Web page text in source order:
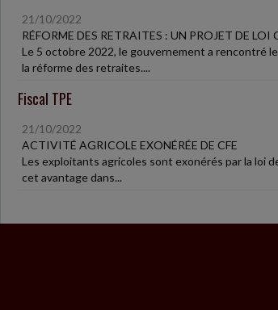
21/10/2022
RÉFORME DES RETRAITES : UN PROJET DE LOI
Le 5 octobre 2022, le gouvernement a rencontré
la réforme des retraites....
Fiscal TPE
21/10/2022
ACTIVITÉ AGRICOLE EXONÉRÉE DE CFE
Les exploitants agricoles sont exonérés par la loi
cet avantage dans...